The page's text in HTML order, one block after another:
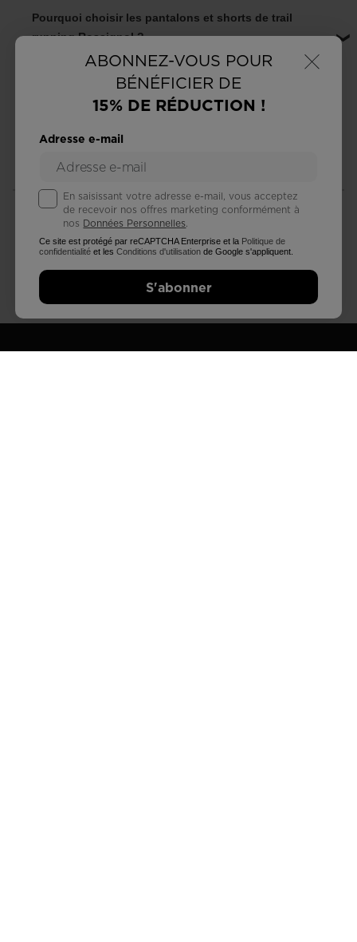
×
ABONNEZ-VOUS POUR
BÉNÉFICIER DE
15% DE RÉDUCTION !
Adresse e-mail
En saisissant votre adresse e-mail, vous acceptez
de recevoir nos offres marketing conformément à
nos Données Personnelles.
Ce site est protégé par reCAPTCHA Enterprise et la Politique de
confidentialité et lesConditions d'utilisation de Google s'appliquent.
S'abonner
Pourquoi choisir les pantalons et shorts de trail
running Rossignol ?
sous 30 jours
NOS EXPERTS
également sur Whatsapp
QUESTIONS?